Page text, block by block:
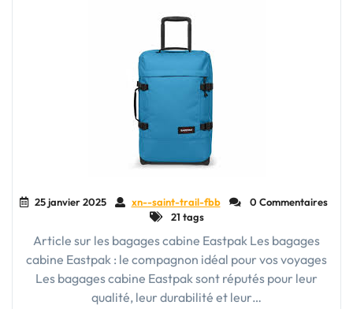
25 janvier 2025 xn--saint-trail-fbb
0 Commentaires
21 tags
Article sur les bagages cabine Eastpak Les bagages
cabine Eastpak : le compagnon idéal pour vos voyages
Les bagages cabine Eastpak sont réputés pour leur
qualité, leur durabilité et leur…